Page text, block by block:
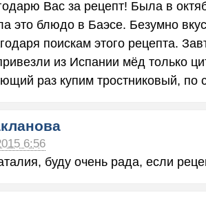
Вас за рецепт! Была в
это блюдо в Баэсе. Безумно
поискам этого рецепта.
из Испании мёд только
раз купим тростниковый, по
6:56
буду очень рада, если